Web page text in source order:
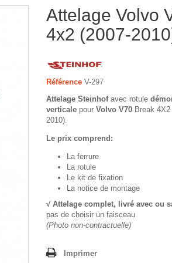
Attelage Volvo
4x2 (2007-
Référence V-297
Attelage Steinhofavec rotule
verticale pour Volvo V70 Break
2010).
Le prix comprend:
La ferrure
La rotule
Le kit de fixation
La notice de montage
√ Attelage complet, livré avec ou
pas de choisir un faisceau
(Photo non-contractuelle)
Imprimer